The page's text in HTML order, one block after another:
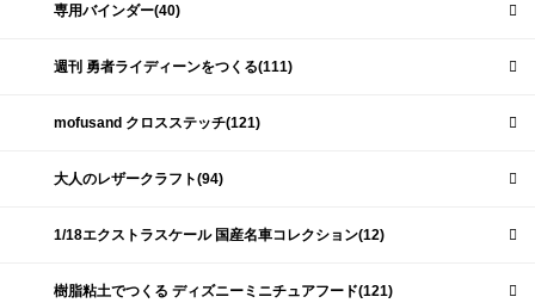
専用バインダー(40)
週刊 勇者ライディーンをつくる(111)
mofusand クロスステッチ(121)
大人のレザークラフト(94)
1/18エクストラスケール 国産名車コレクション(12)
樹脂粘土でつくる ディズニーミニチュアフード(121)